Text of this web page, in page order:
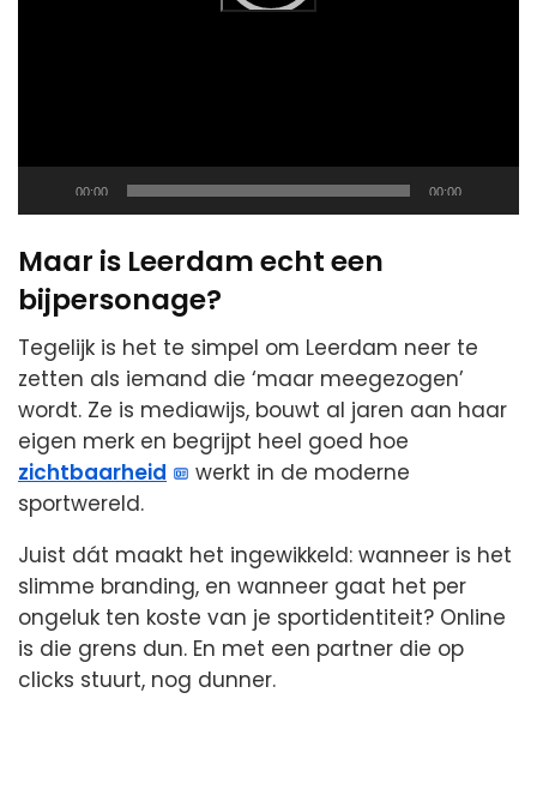
Current
00:00
Total
00:00
Maar is Leerdam echt een
bijpersonage?
Tegelijk is het te simpel om Leerdam neer te
zetten als iemand die ‘maar meegezogen’
wordt. Ze is mediawijs, bouwt al jaren aan haar
eigen merk en begrijpt heel goed hoe
zichtbaarheid
werkt in de moderne
sportwereld.
Juist dát maakt het ingewikkeld: wanneer is het
slimme branding, en wanneer gaat het per
ongeluk ten koste van je sportidentiteit? Online
is die grens dun. En met een partner die op
clicks stuurt, nog dunner.